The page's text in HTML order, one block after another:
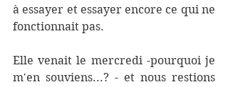
à essayer et essayer encore ce qui ne
fonctionnait pas.
Elle venait le mercredi -pourquoi je
m'en souviens...? - et nous restions